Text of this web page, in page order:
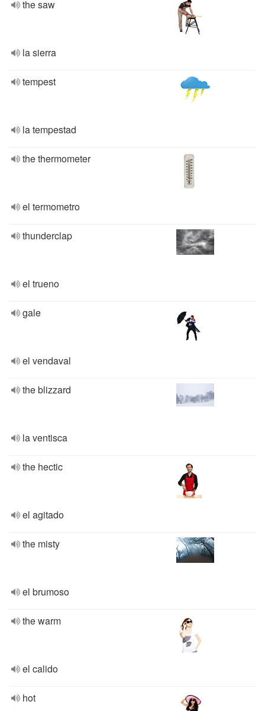
the saw
la sierra
tempest
la tempestad
the thermometer
el termometro
thunderclap
el trueno
gale
el vendaval
the blizzard
la ventisca
the hectic
el agitado
the misty
el brumoso
the warm
el calido
hot